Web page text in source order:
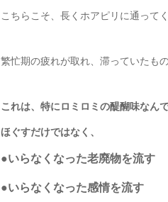
こちらこそ、長くホアピリに通って
繁忙期の疲れが取れ、滞っていたも
これは、特にロミロミの醍醐味なん
ほぐすだけではなく、
●いらなくなった老廃物を流す
●いらなくなった感情を流す